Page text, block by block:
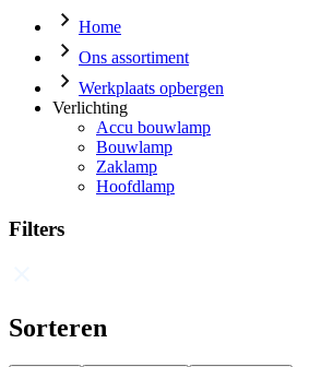
Home
Ons assortiment
Werkplaats opbergen
Verlichting
Accu bouwlamp
Bouwlamp
Zaklamp
Hoofdlamp
Filters
Sorteren